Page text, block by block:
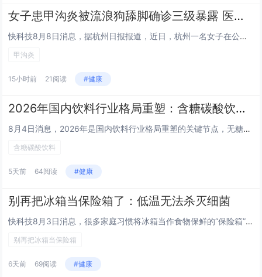
女子患甲沟炎被流浪狗舔脚确诊三级暴露 医生回应
快科技8月8日消息，据杭州日报报道，近日，杭州一名女子在公园座椅休息时，脚趾被流浪狗舔舐，当时没有咬伤、没有出血，但该女...
甲沟炎
15小时前 21阅读 #健康
2026年国内饮料行业格局重塑：含糖碳酸饮料大势已去
8月4日消息，2026年是国内饮料行业格局重塑的关键节点，无糖饮料持续抢占各大商超、线下便利店冷柜的核心陈列位，今年夏天...
含糖碳酸饮料
5天前 64阅读 #健康
别再把冰箱当保险箱了：低温无法杀灭细菌
快科技8月3日消息，很多家庭习惯将冰箱当作食物保鲜的“保险箱”，买回来的东西总是习惯性地往里塞。殊不知，低温仅能抑制微生...
别再把冰箱当保险箱
6天前 69阅读 #健康